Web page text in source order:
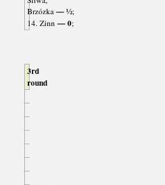
Brzózka— ½;
14. Zinn— 0;
3rd
round